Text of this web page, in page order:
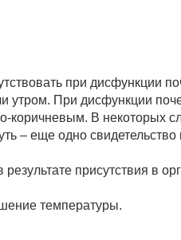
при дисфункции
При дисфункции
коричневым. В некоторых
– еще одно
присутствия в
температуры.